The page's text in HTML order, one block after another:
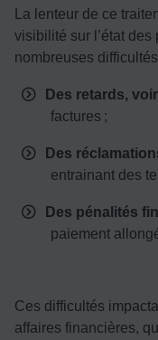
La lenteur de ce
visibilité sur l’état
nombreuses
Des retards,
factures ;
Des
entrainant des
Des pénalités
paiement
Ces difficultés
affaires financières,